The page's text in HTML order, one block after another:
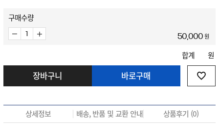
구매수량
50,000 원
합계 원
장바구니 바로구매
상세정보 배송, 반품 및 교환 안내 상품후기 (0)
오프리케어
스토리